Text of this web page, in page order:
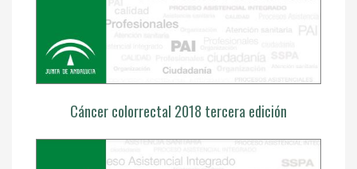
Cáncer colorrectal 2018 tercera edición